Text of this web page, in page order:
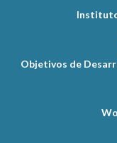
Objetivos de